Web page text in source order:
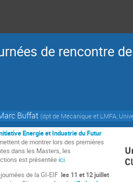
de rencontre
Buffat (dpt de Mécanique et LMFA,
Energie et Industrie du Futur
de montrer lors des premières
dans les Masters, les
est présentée ici
de la GI-EIFles 11 et 12 juillet